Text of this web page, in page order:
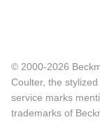
© 2000-2026
Coulter, the
service marks
trademarks of